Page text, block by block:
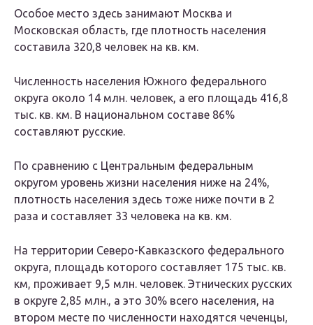
Особое место здесь занимают Москва и
Московская область, где плотность населения
составила 320,8 человек на кв. км.
Численность населения Южного федерального
округа около 14 млн. человек, а его площадь 416,8
тыс. кв. км. В национальном составе 86%
составляют русские.
По сравнению с Центральным федеральным
округом уровень жизни населения ниже на 24%,
плотность населения здесь тоже ниже почти в 2
раза и составляет 33 человека на кв. км.
На территории Северо-Кавказского федерального
округа, площадь которого составляет 175 тыс. кв.
км, проживает 9,5 млн. человек. Этнических русских
в округе 2,85 млн., а это 30% всего населения, на
втором месте по численности находятся чеченцы,